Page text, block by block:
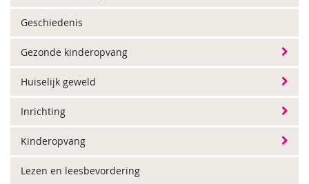
Geschiedenis
Gezonde kinderopvang
Huiselijk geweld
Inrichting
Kinderopvang
Lezen en leesbevordering